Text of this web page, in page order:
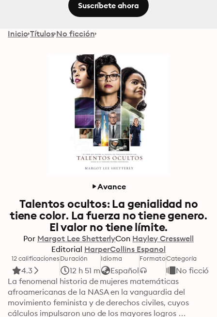
Suscríbete ahora
Inicio Títulos No ficción
Avance
Talentos ocultos: La genialidad no
tiene color. La fuerza no tiene genero.
El valor no tiene límite.
Por Margot Lee ShetterlyCon Hayley Cresswell
Editorial HarperCollins Espanol
12 calificaciones
4.3
Duración
12 h 51 m
Idioma
Español
FormatoCategoría
No ficción
La fenomenal historia de mujeres matemáticas
afroamericanas de la NASA en la vanguardia del
movimiento feminista y de derechos civiles, cuyos
cálculos impulsaron uno de los mayores logros